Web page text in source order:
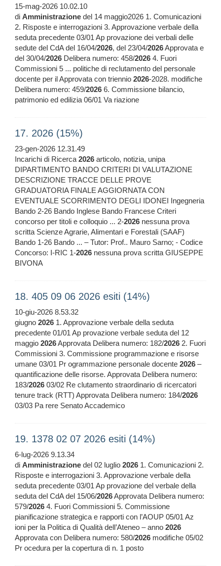
15-mag-2026 10.02.10
di Amministrazione del 14 maggio2026 1. Comunicazioni
2. Risposte e interrogazioni 3. Approvazione verbale della
seduta precedente 03/01 Ap provazione dei verbali delle
sedute del CdA del 16/04/2026, del 23/04/2026Approvata e
del 30/04/2026 Delibera numero: 458/2026 4. Fuori
Commissioni 5 ... politiche di reclutamento del personale
docente per il Approvata con triennio 2026-2028. modifiche
Delibera numero: 459/2026 6. Commissione bilancio,
patrimonio ed edilizia 06/01 Va riazione
17. 2026 (15%)
23-gen-2026 12.31.49
Incarichi di Ricerca2026 articolo, notizia, unipa
DIPARTIMENTO BANDO CRITERI DI VALUTAZIONE
DESCRIZIONE TRACCE DELLE PROVE
GRADUATORIA FINALE AGGIORNATA CON
EVENTUALE SCORRIMENTO DEGLI IDONEI Ingegneria
Bando 2-26 Bando Inglese Bando Francese Criteri
concorso per titoli e colloquio ... 2-2026 nessuna prova
scritta Scienze Agrarie, Alimentari e Forestali (SAAF)
Bando 1-26 Bando ... – Tutor: Prof.. Mauro Sarno; - Codice
Concorso: I-RIC 1-2026 nessuna prova scritta GIUSEPPE
BIVONA
18. 405 09 06 2026 esiti (14%)
10-giu-2026 8.53.32
giugno 2026 1. Approvazione verbale della seduta
precedente 01/01 Ap provazione verbale seduta del 12
maggio 2026Approvata Delibera numero: 182/2026 2. Fuori
Commissioni 3. Commissione programmazione e risorse
umane 03/01 Pr ogrammazione personale docente 2026 –
quantificazione delle risorse. Approvata Delibera numero:
183/2026 03/02 Re clutamento straordinario di ricercatori
tenure track (RTT) Approvata Delibera numero: 184/2026
03/03 Pa rere Senato Accademico
19. 1378 02 07 2026 esiti (14%)
6-lug-2026 9.13.34
di Amministrazione del 02 luglio 2026 1. Comunicazioni 2.
Risposte e interrogazioni 3. Approvazione verbale della
seduta precedente 03/01 Ap provazione del verbale della
seduta del CdA del 15/06/2026Approvata Delibera numero:
579/2026 4. Fuori Commissioni 5. Commissione
pianificazione strategica e rapporti con l’AOUP 05/01 Az
ioni per la Politica di Qualità dell’Ateneo – anno 2026
Approvata con Delibera numero: 580/2026 modifiche 05/02
Pr ocedura per la copertura di n. 1 posto